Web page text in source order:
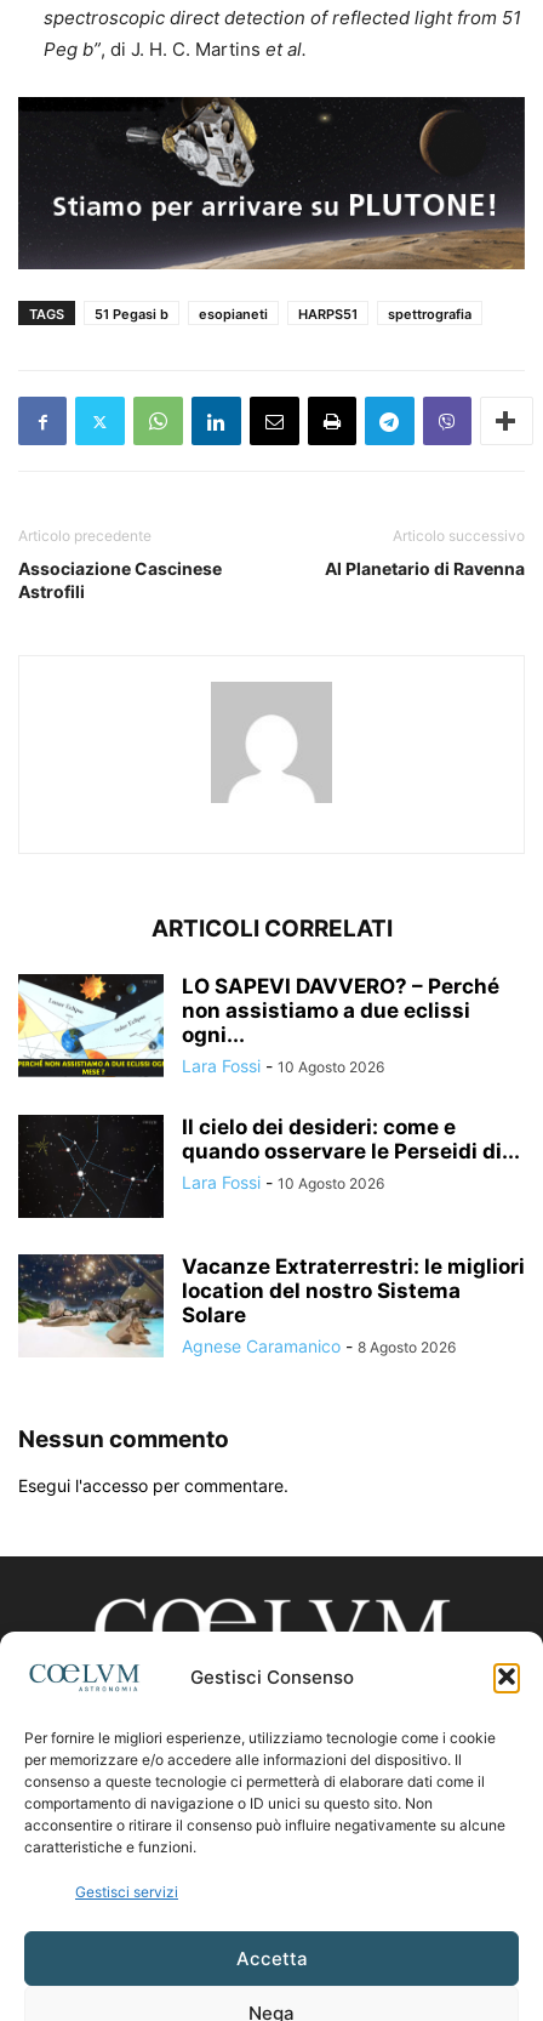
Gestisci Consenso
Per fornire le migliori esperienze, utilizziamo tecnologie come i cookie
per memorizzare e/o accedere alle informazioni del dispositivo. Il
consenso a queste tecnologie ci permetterà di elaborare dati come il
comportamento di navigazione o ID unici su questo sito. Non
acconsentire o ritirare il consenso può influire negativamente su alcune
caratteristiche e funzioni.
Gestisci servizi
Accetta
Nega
spectroscopic direct detection of reflected light from 51
Peg b”, di J. H. C. Martins et al.
TAGS 51 Pegasi b esopianeti HARPS51 spettrografia
Articolo precedente
Associazione Cascinese
Astrofili
Articolo successivo
Al Planetario di Ravenna
ARTICOLI CORRELATI
LO SAPEVI DAVVERO? – Perché
non assistiamo a due eclissi
ogni...
Lara Fossi - 10 Agosto 2026
Il cielo dei desideri: come e
quando osservare le Perseidi di...
Lara Fossi - 10 Agosto 2026
Vacanze Extraterrestri: le migliori
location del nostro Sistema
Solare
Agnese Caramanico - 8 Agosto 2026
Nessun commento
Esegui l'accesso per commentare.
CHI SIAMO
Contattaci:coelumastro@coelum.com